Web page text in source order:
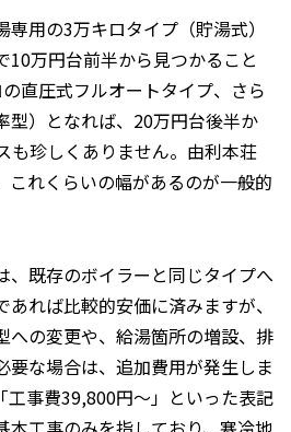
用の3万キロタイプ（貯湯式）
10万円台前半から見つかること
直圧式フルオートタイプ、さら
型）となれば、20万円台後半か
も珍しくありません。由利本荘
これくらいの幅があるのが一般的
、既存のボイラーと同じタイプへ
れば比較的安価に済みますが、
への変更や、給湯箇所の増設、排
要な場合は、追加費用が発生しま
工事費39,800円〜」といった表記